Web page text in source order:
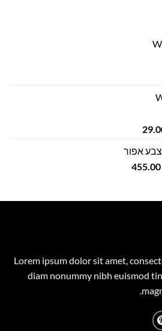
המחיר
הוא:
29.00 ₪.
אפור
455.00המחיר
455.00 ₪.
Lorem ipsum dolor sit amet,
diam nonummy nibh euismod